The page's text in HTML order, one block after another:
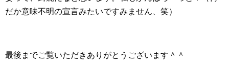
だか意味不明の宣言みたいですみません、笑）
最後までご覧いただきありがとうございます＾＾